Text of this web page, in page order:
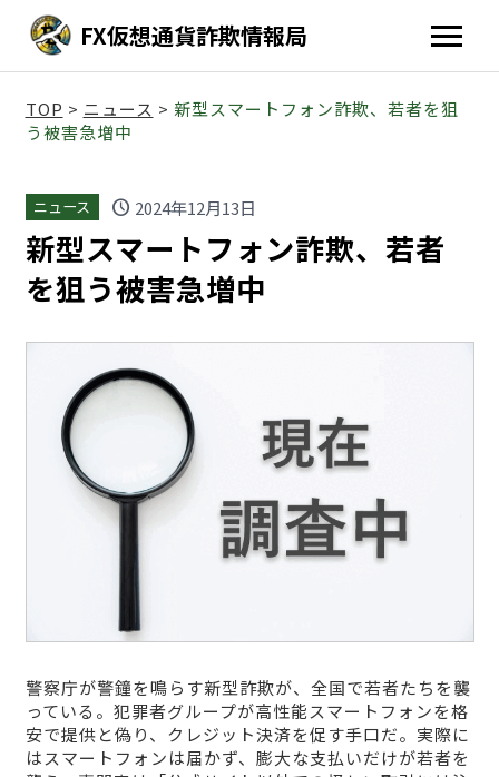
FX仮想通貨詐欺情報局
TOP > ニュース > 新型スマートフォン詐欺、若者を狙
う被害急増中
ニュース schedule 2024年12月13日
新型スマートフォン詐欺、若者
を狙う被害急増中
警察庁が警鐘を鳴らす新型詐欺が、全国で若者たちを襲
っている。犯罪者グループが高性能スマートフォンを格
安で提供と偽り、クレジット決済を促す手口だ。実際に
はスマートフォンは届かず、膨大な支払いだけが若者を